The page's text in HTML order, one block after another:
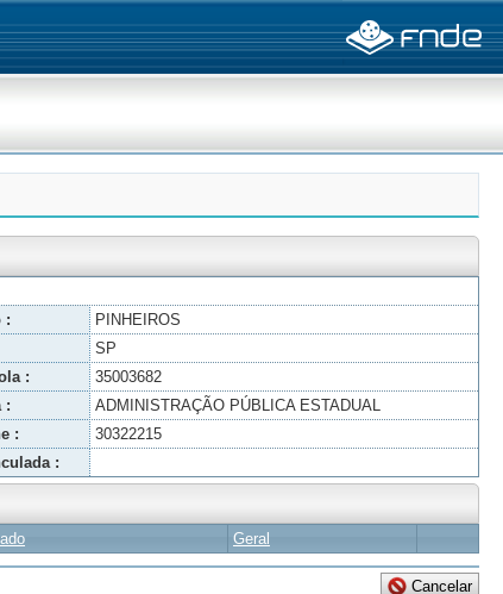
:
PINHEIROS
SP
:
35003682
:
ADMINISTRAÇÃO PÚBLICA ESTADUAL
:
30322215
:
Geral